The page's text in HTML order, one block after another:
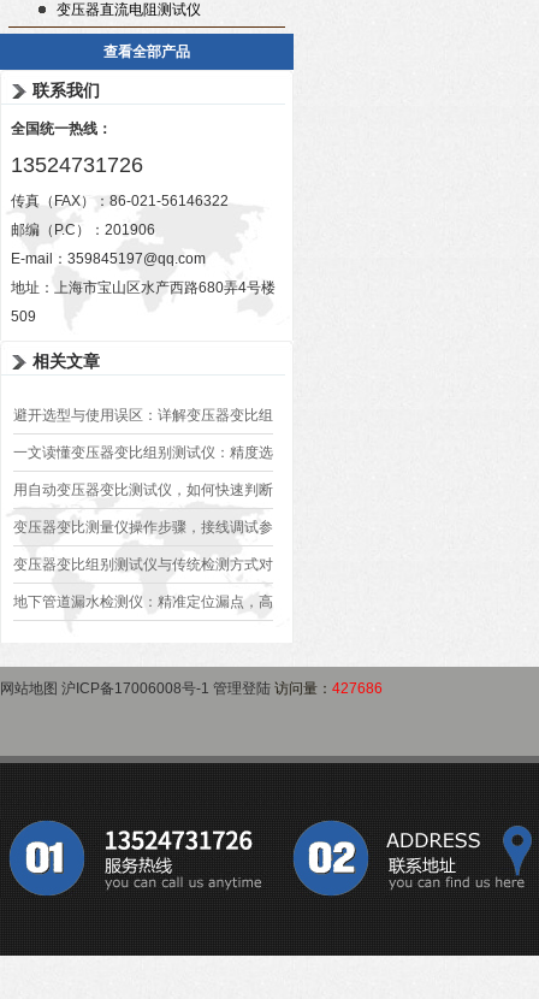
变压器直流电阻测试仪
查看全部产品
联系我们
全国统一热线：
13524731726
传真（FAX）：86-021-56146322
邮编（P.C）：201906
E-mail： 359845197@qq.com
地址：上海市宝山区水产西路680弄4号楼
509
相关文章
避开选型与使用误区：详解变压器变比组
别测试仪的日常校准方法、常见组别识别
异常排查方案
一文读懂变压器变比组别测试仪：精度选
型、接线规范、报告生成全流程标准化操
作指南
用自动变压器变比测试仪，如何快速判断
变压器是否合格？
变压器变比测量仪操作步骤，接线调试参
数设定变比测试数据保存使用教程
变压器变比组别测试仪与传统检测方式对
比：精度、速度与安全性深度分析
地下管道漏水检测仪：精准定位漏点，高
网站地图 沪ICP备17006008号-1 管理登陆 访问量： 427686